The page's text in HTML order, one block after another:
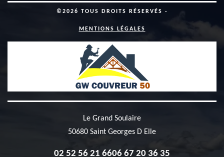
©2026 TOUS DROITS RÉSERVÉS -
MENTIONS LÉGALES
Le Grand Soulaire
50680 Saint Georges D Elle
02 52 56 21 6606 67 20 36 35